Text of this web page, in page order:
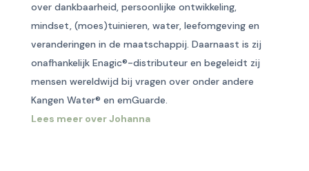
over dankbaarheid, persoonlijke ontwikkeling,
mindset, (moes)tuinieren, water, leefomgeving en
veranderingen in de maatschappij. Daarnaast is zij
onafhankelijk Enagic®-distributeur en begeleidt zij
mensen wereldwijd bij vragen over onder andere
Kangen Water® en emGuarde.
Lees meer over Johanna